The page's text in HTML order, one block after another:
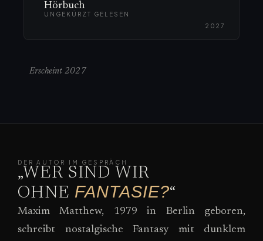
Hörbuch
UNGEKÜRZT GELESEN
2027
Erscheint 2027
DER AUTOR IM GESPRÄCH
„WER SIND WIR
OHNE FANTASIE?“
Maxim Matthew, 1979 in Berlin geboren,
schreibt nostalgische Fantasy mit dunklem